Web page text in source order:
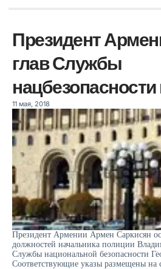
Президент
глав Службы
11 мая, 2018
Президент Армении Армен Саркисян
должностей начальника полиции
Службы национальной безопасности
Соответствующие указы размещены на